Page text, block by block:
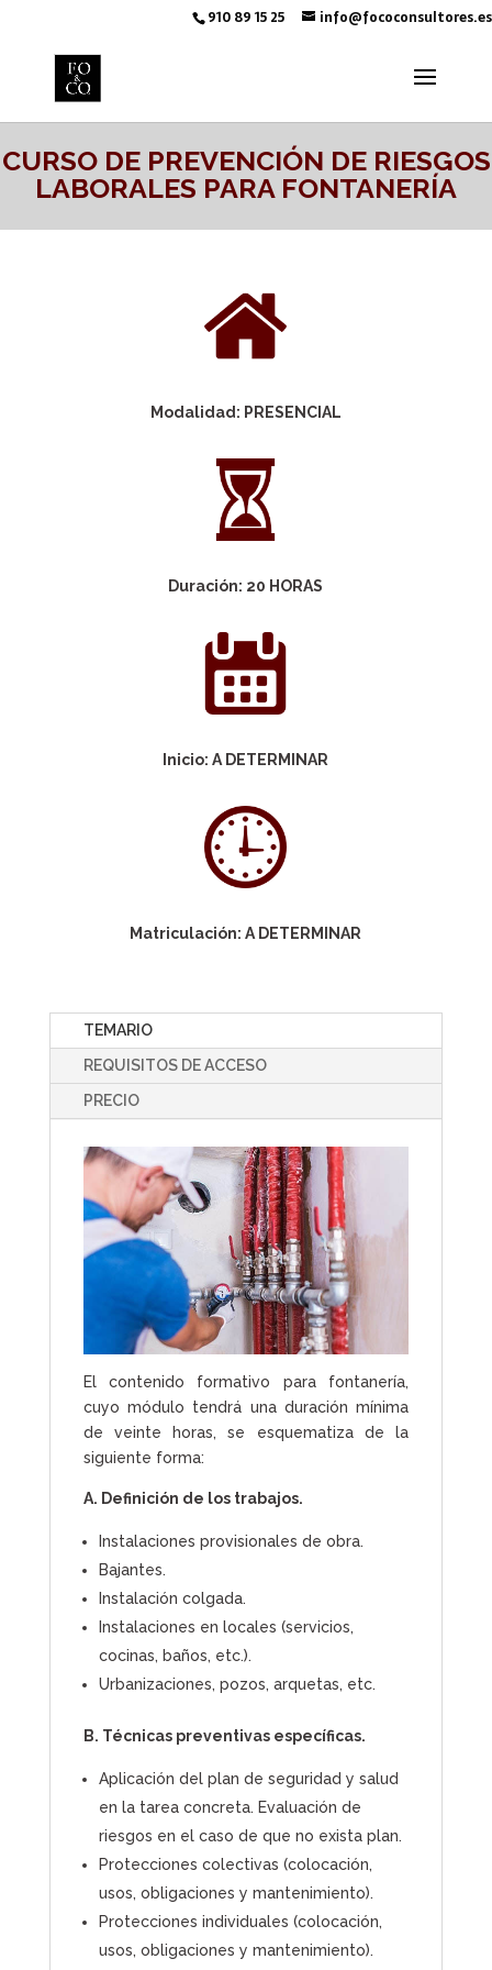
910 89 15 25 info@fococonsultores.es
CURSO DE PREVENCIÓN DE RIESGOS
LABORALES PARA FONTANERÍA
Modalidad: PRESENCIAL
Duración: 20 HORAS
Inicio: A DETERMINAR
Matriculación: A DETERMINAR
TEMARIO
REQUISITOS DE ACCESO
PRECIO
El contenido formativo para fontanería,
cuyo módulo tendrá una duración mínima
de veinte horas, se esquematiza de la
siguiente forma:
A. Definición de los trabajos.
Instalaciones provisionales de obra.
Bajantes.
Instalación colgada.
Instalaciones en locales (servicios,
cocinas, baños, etc.).
Urbanizaciones, pozos, arquetas, etc.
B. Técnicas preventivas específicas.
Aplicación del plan de seguridad y salud
en la tarea concreta. Evaluación de
riesgos en el caso de que no exista plan.
Protecciones colectivas (colocación,
usos, obligaciones y mantenimiento).
Protecciones individuales (colocación,
usos, obligaciones y mantenimiento).